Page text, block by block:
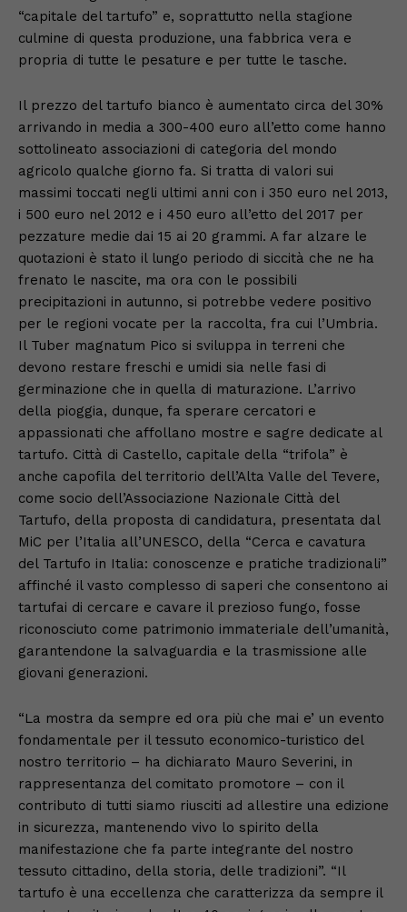
“capitale del tartufo” e, soprattutto nella stagione
culmine di questa produzione, una fabbrica vera e
propria di tutte le pesature e per tutte le tasche.
Il prezzo del tartufo bianco è aumentato circa del 30%
arrivando in media a 300-400 euro all’etto come hanno
sottolineato associazioni di categoria del mondo
agricolo qualche giorno fa. Si tratta di valori sui
massimi toccati negli ultimi anni con i 350 euro nel 2013,
i 500 euro nel 2012 e i 450 euro all’etto del 2017 per
pezzature medie dai 15 ai 20 grammi. A far alzare le
quotazioni è stato il lungo periodo di siccità che ne ha
frenato le nascite, ma ora con le possibili
precipitazioni in autunno, si potrebbe vedere positivo
per le regioni vocate per la raccolta, fra cui l’Umbria.
Il Tuber magnatum Pico si sviluppa in terreni che
devono restare freschi e umidi sia nelle fasi di
germinazione che in quella di maturazione. L’arrivo
della pioggia, dunque, fa sperare cercatori e
appassionati che affollano mostre e sagre dedicate al
tartufo. Città di Castello, capitale della “trifola” è
anche capofila del territorio dell’Alta Valle del Tevere,
come socio dell’Associazione Nazionale Città del
Tartufo, della proposta di candidatura, presentata dal
MiC per l’Italia all’UNESCO, della “Cerca e cavatura
del Tartufo in Italia: conoscenze e pratiche tradizionali”
affinché il vasto complesso di saperi che consentono ai
tartufai di cercare e cavare il prezioso fungo, fosse
riconosciuto come patrimonio immateriale dell’umanità,
garantendone la salvaguardia e la trasmissione alle
giovani generazioni.
“La mostra da sempre ed ora più che mai e’ un evento
fondamentale per il tessuto economico-turistico del
nostro territorio – ha dichiarato Mauro Severini, in
rappresentanza del comitato promotore – con il
contributo di tutti siamo riusciti ad allestire una edizione
in sicurezza, mantenendo vivo lo spirito della
manifestazione che fa parte integrante del nostro
tessuto cittadino, della storia, delle tradizioni”. “Il
tartufo è una eccellenza che caratterizza da sempre il